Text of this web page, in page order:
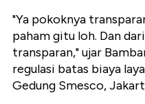
"Ya pokoknya
paham gitu loh. Dan
transparan," ujar
regulasi batas biaya
Gedung Smesco,